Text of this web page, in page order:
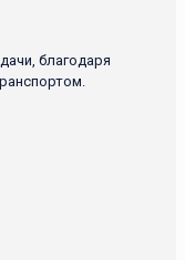
благодаря